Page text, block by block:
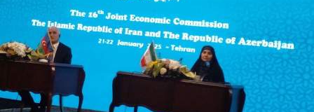
تک کده
پایگاه خبری آبان
خرید موتور ایمپلنت